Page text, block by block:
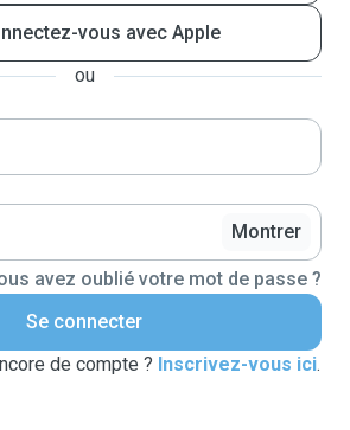
vous avec Apple
ou
Montrer
avez oublié votre mot de passe ?
Se connecter
de compte ? Inscrivez-vous ici.